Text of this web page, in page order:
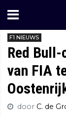
F1 NIEUWS
Red
van FIA
door C. de